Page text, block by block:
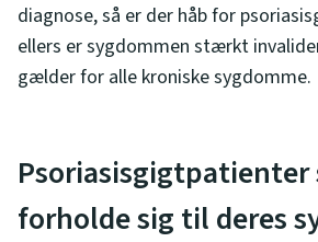
diagnose, så er der håb for
ellers er sygdommen stærkt
gælder for alle kroniske sygdomme.
Psoriasisgigtpatienter
forholde sig til deres